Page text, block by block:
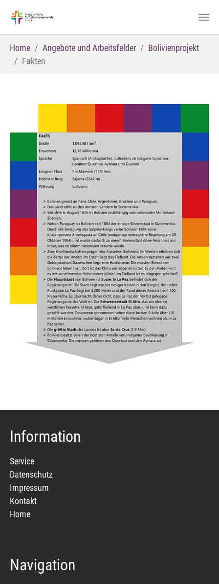
Home Angebote und Arbeitsfelder
Bolivienprojekt
Fakten
Information
Service
Datenschutz
Impressum
Kontakt
Home
Navigation